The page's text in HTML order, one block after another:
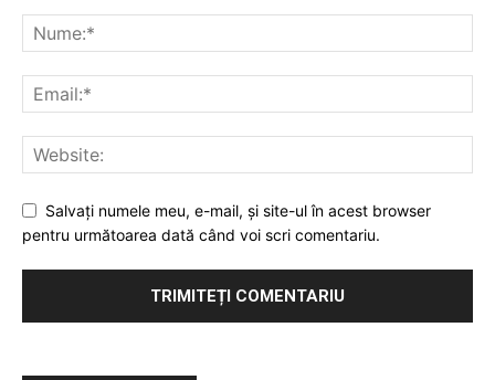
Salvaţi numele meu, e-mail, şi site-ul în acest browser
pentru următoarea dată când voi scri comentariu.